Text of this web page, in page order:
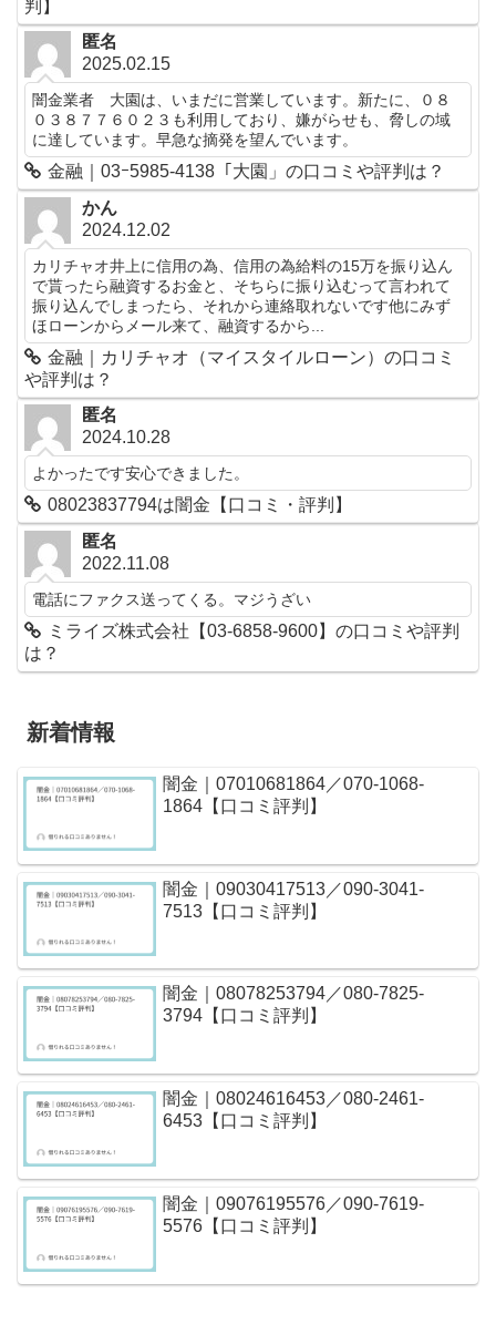
判】
匿名
2025.02.15
闇金業者 大園は、いまだに営業しています。新たに、０８
０３８７７６０２３も利用しており、嫌がらせも、脅しの域
に達しています。早急な摘発を望んでいます。
金融｜03ｰ5985-4138「大園」の口コミや評判は？
かん
2024.12.02
カリチャオ井上に信用の為、信用の為給料の15万を振り込ん
で貰ったら融資するお金と、そちらに振り込むって言われて
振り込んでしまったら、それから連絡取れないです他にみず
ほローンからメール来て、融資するから...
金融｜カリチャオ（マイスタイルローン）の口コミ
や評判は？
匿名
2024.10.28
よかったです安心できました。
08023837794は闇金【口コミ・評判】
匿名
2022.11.08
電話にファクス送ってくる。マジうざい
ミライズ株式会社【03-6858-9600】の口コミや評判
は？
新着情報
闇金｜07010681864／070-1068-
1864【口コミ評判】
闇金｜09030417513／090-3041-
7513【口コミ評判】
闇金｜08078253794／080-7825-
3794【口コミ評判】
闇金｜08024616453／080-2461-
6453【口コミ評判】
闇金｜09076195576／090-7619-
5576【口コミ評判】